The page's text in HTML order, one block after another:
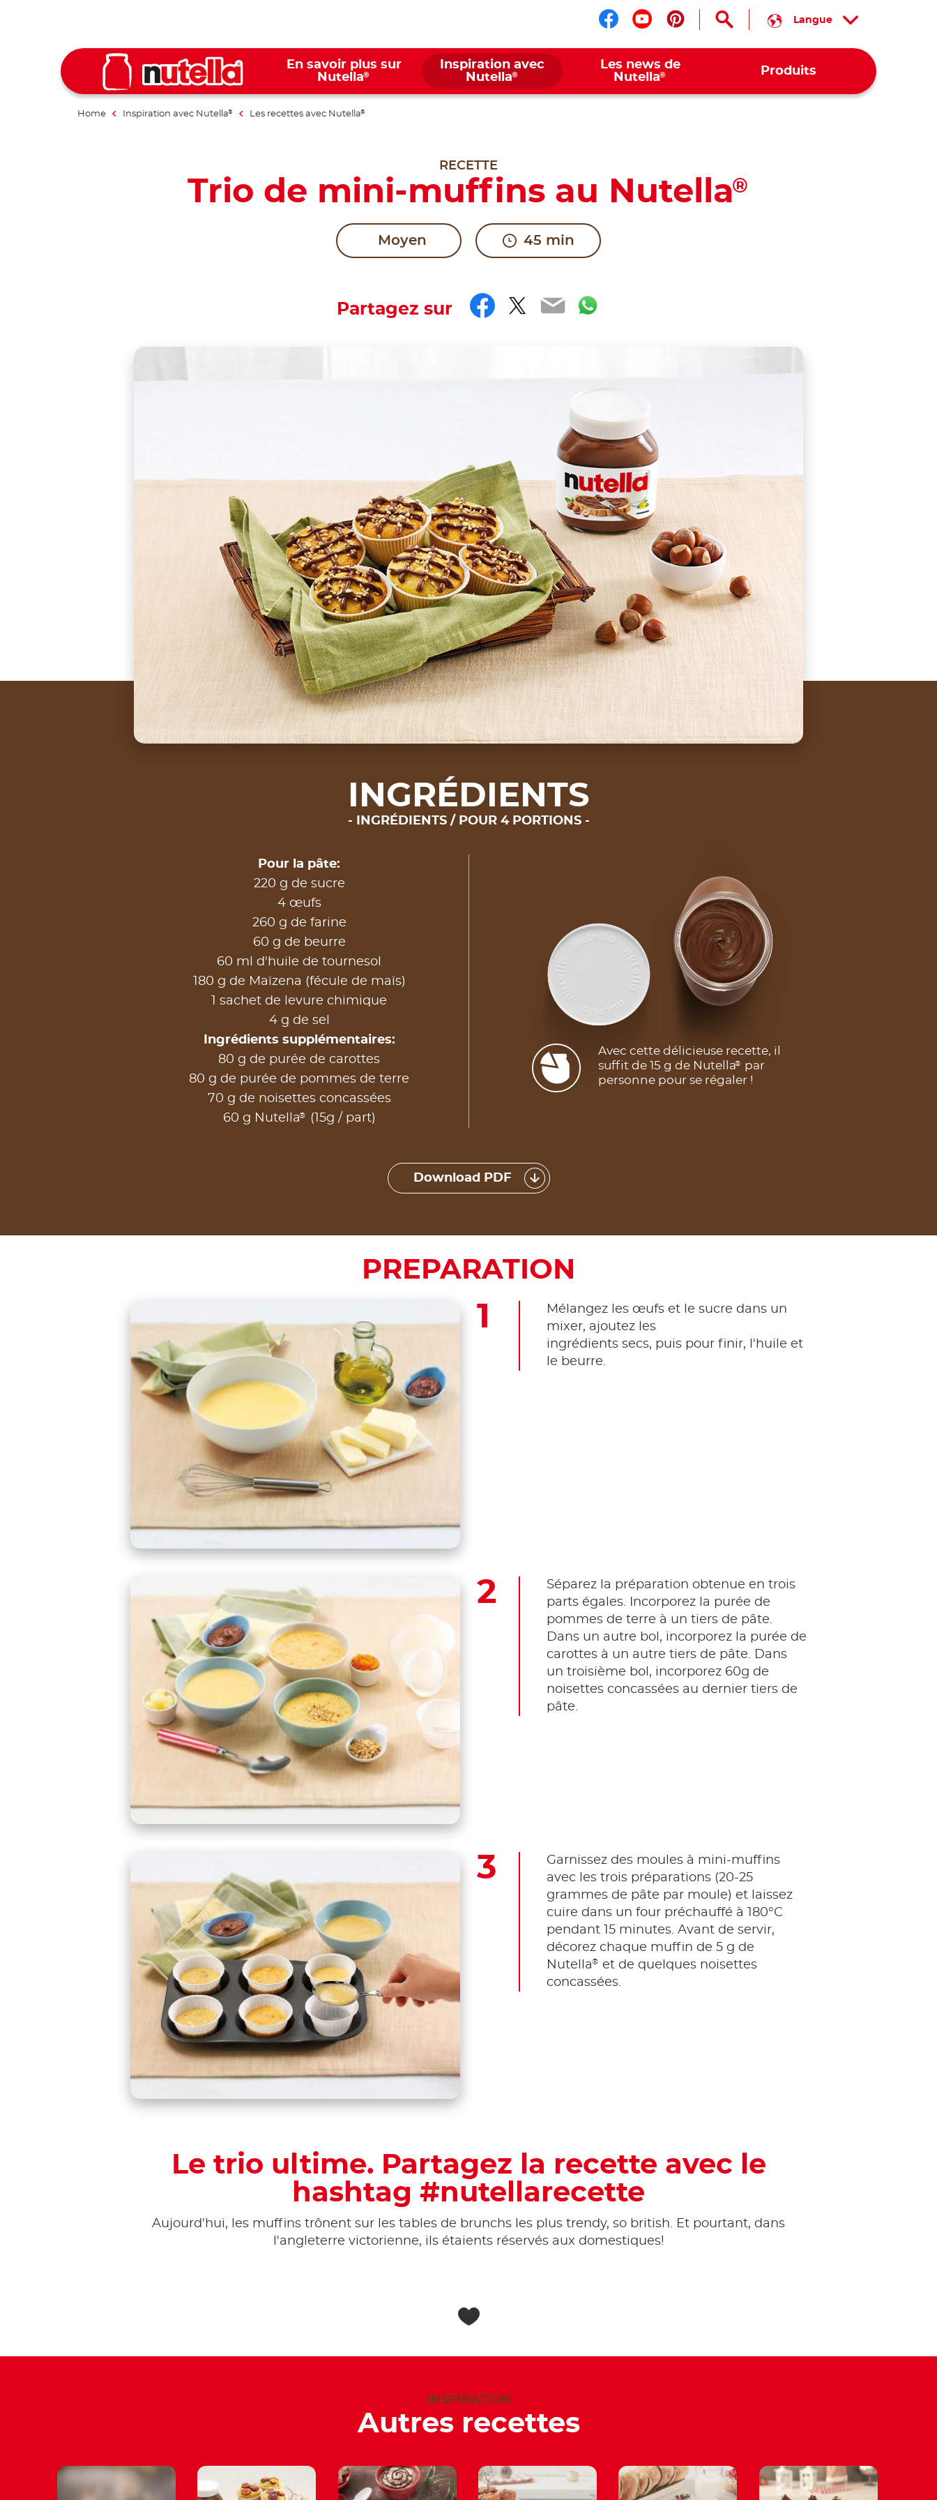
Suis nous sur facebook
Suis nous sur youtube
Suis nous sur pinterest
Langue
En savoir plus sur
Nutella®
Inspiration avec
Nutella®
Les news de
Nutella® Produits
Home Inspiration avec Nutella® Les recettes avec Nutella®
RECETTE
Trio de mini-muffins au Nutella®
Moyen 45 min
Partagez sur Facebook
Twitter
EmailWhatsApp
Muffins conceal very humble origins. In ancient times, Muffins were make and eaten by domestic staff of England's old Victorian
INGRÉDIENTS
INGRÉDIENTS / POUR 4 PORTIONS
Pour la pâte:
220 g de sucre
4 œufs
260 g de farine
60 g de beurre
60 ml d'huile de tournesol
180 g de Maïzena (fécule de maïs)
1 sachet de levure chimique
4 g de sel
Ingrédients supplémentaires:
80 g de purée de carottes
80 g de purée de pommes de terre
70 g de noisettes concassées
60 g Nutella® (15g / part)
Avec cette délicieuse recette, il
suffit de 15 g de Nutella®
par
personne pour se régaler !
Download PDF
PREPARATION
Mélangez les œufs et le sucre dans un
mixer, ajoutez les
ingrédients secs, puis pour finir, l'huile et
le beurre.
Séparez la préparation obtenue en trois
parts égales. Incorporez la purée de
pommes de terre à un tiers de pâte.
Dans un autre bol, incorporez la purée de
carottes à un autre tiers de pâte. Dans
un troisième bol, incorporez 60g de
noisettes concassées au dernier tiers de
pâte.
Garnissez des moules à mini-muffins
avec les trois préparations (20-25
grammes de pâte par moule) et laissez
cuire dans un four préchauffé à 180°C
pendant 15 minutes. Avant de servir,
décorez chaque muffin de 5 g de
Nutella® et de quelques noisettes
concassées.
Le trio ultime. Partagez la recette avec le
hashtag #nutellarecette
Aujourd'hui, les muffins trônent sur les tables de brunchs les plus trendy, so british. Et pourtant, dans
l'angleterre victorienne, ils étaients réservés aux domestiques!
INSPIRATION
Autres recettes